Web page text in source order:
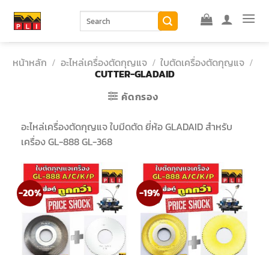
หน้าหลัก / อะไหล่เครื่องตัดกุญแจ / ใบตัดเครื่องตัดกุญแจ /
CUTTER-GLADAID
คัดกรอง
อะไหล่เครื่องตัดกุญแจ ใบมีดตัด ยี่ห้อ GLADAID สำหรับ
เครื่อง GL-888 GL-368
-20% -19%